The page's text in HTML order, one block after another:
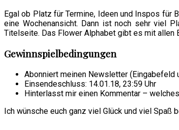
Egal ob Platz für Termine, Ideen und Inspos für
eine Wochenansicht. Dann ist noch sehr viel
Titelseite. Das Flower Alphabet gibt es mit allen
Gewinnspielbedingungen
Abonniert meinen Newsletter (Eingabefeld
Einsendeschluss: 14.01.18, 23:59 Uhr
Hinterlasst mir einen Kommentar –
Ich wünsche euch ganz viel Glück und viel Spaß